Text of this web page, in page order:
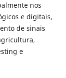
nos
e digitais,
de sinais
e